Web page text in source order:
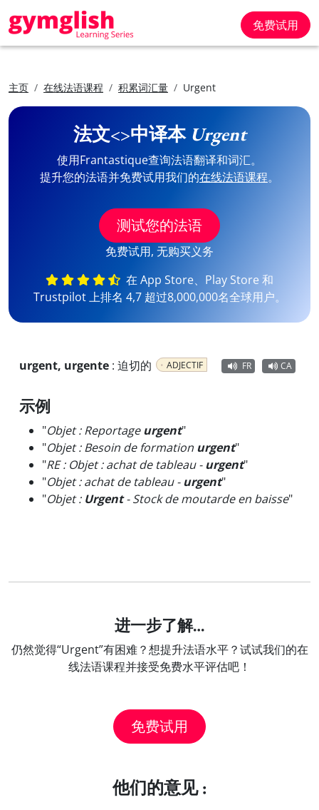
免费试用
主页 在线法语课程 积累词汇量 Urgent
法文<>中译本 Urgent
使用Frantastique查询法语翻译和词汇。
提升您的法语并免费试用我们的在线法语课程。
测试您的法语
免费试用, 无购买义务
在 App Store、Play Store 和
Trustpilot 上排名 4,7 超过8,000,000名全球用户。
urgent, urgente : 迫切的 ADJECTIF FR CA
示例
"Objet : Reportageurgent"
"Objet : Besoin de formation urgent"
"RE : Objet : achat de tableau -urgent"
"Objet : achat de tableau -urgent"
"Objet : Urgent- Stock de moutarde en baisse"
进一步了解…
仍然觉得“Urgent”有困难？想提升法语水平？试试我们的在
线法语课程并接受免费水平评估吧！
免费试用
他们的意见 :